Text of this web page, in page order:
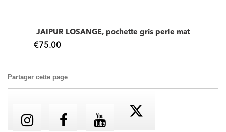
JAIPUR LOSANGE, pochette gris perle mat
€75.00
Partager cette page